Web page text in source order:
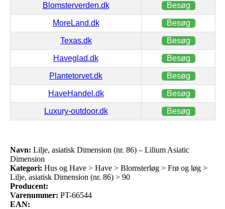
Blomsterverden.dk Besøg
MoreLand.dk Besøg
Texas.dk Besøg
Haveglad.dk Besøg
Plantetorvet.dk Besøg
HaveHandel.dk Besøg
Luxury-outdoor.dk Besøg
Navn: Lilje, asiatisk Dimension (nr. 86) – Lilium Asiatic
Dimension
Kategori: Hus og Have > Have > Blomsterløg > Frø og løg >
Lilje, asiatisk Dimension (nr. 86) > 90
Producent:
Varenummer: PT-66544
EAN: